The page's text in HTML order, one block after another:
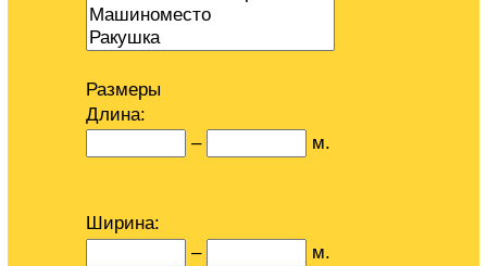
Размеры
Длина:
–
м.
Ширина:
–
м.